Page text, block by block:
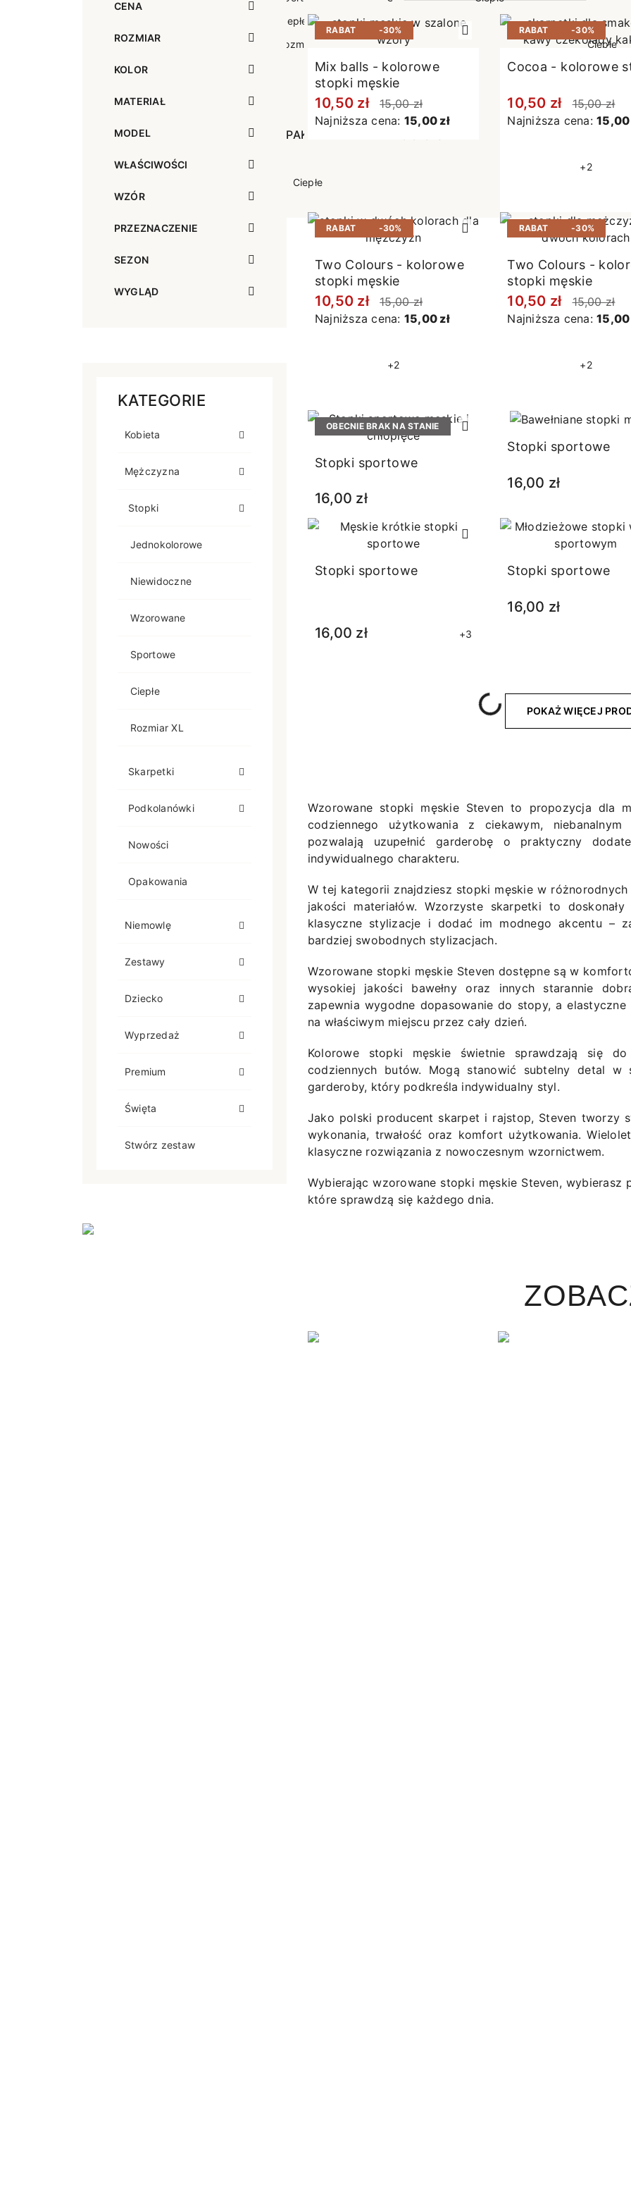
Antypoślizgowe
Antypoślizgowe
Do spania
Ciepłe
GETRY
Jednokolorowe
Ciepłe
NOWOŚCI OPAKOWANIA
Ciepłe
Rozmiar XL
Antypoślizgowe
Do spania
OPAKOWANIA
Ciepłe
GETRY
Jednokolorowe
CENA
ROZMIAR
KOLOR
MATERIAŁ
MODEL
WŁAŚCIWOŚCI
WZÓR
PRZEZNACZENIE
SEZON
WYGLĄD
KATEGORIE
Kobieta
Mężczyzna
Stopki
Jednokolorowe
Niewidoczne
Wzorowane
Sportowe
Ciepłe
Rozmiar XL
Skarpetki
Podkolanówki
Nowości
Opakowania
Niemowlę
Zestawy
Dziecko
Wyprzedaż
Premium
Święta
Stwórz zestaw
RABAT -30%
Mix balls - kolorowe
stopki męskie
10,50 zł
15,00 zł
Najniższa cena: 15,00 zł
RABAT -30%
Cocoa - kolorowe
10,50 zł
15,00 zł
Najniższa cena:15,00
+2
RABAT -30%
Two Colours - kolorowe
stopki męskie
10,50 zł
15,00 zł
Najniższa cena: 15,00 zł
+2
RABAT -30%
Two Colours -
stopki męskie
10,50 zł
15,00 zł
Najniższa cena:15,00
+2
OBECNIE BRAK NA STANIE
Stopki sportowe
16,00 zł
Stopki sportowe
16,00 zł
Stopki sportowe
16,00 zł +3
Stopki sportowe
16,00 zł
Wczytywanie....
POKAŻ WIĘCEJ
Wzorowane stopki męskie Steven to propozycja dla
codziennego użytkowania z ciekawym,
pozwalają uzupełnić garderobę o praktyczny
indywidualnego charakteru.
W tej kategorii znajdziesz stopki męskie w
jakości materiałów. Wzorzyste skarpetki to
klasyczne stylizacje i dodać im modnego akcentu –
bardziej swobodnych stylizacjach.
Wzorowane stopki męskie Steven dostępne są w
wysokiej jakości bawełny oraz innych starannie
zapewnia wygodne dopasowanie do stopy, a
na właściwym miejscu przez cały dzień.
Kolorowe stopki męskie świetnie sprawdzają się
codziennych butów. Mogą stanowić subtelny detal
garderoby, który podkreśla indywidualny styl.
Jako polski producent skarpet i rajstop, Steven tworzy
wykonania, trwałość oraz komfort użytkowania.
klasyczne rozwiązania z nowoczesnym wzornictwem.
Wybierając wzorowane stopki męskie Steven,
które sprawdzą się każdego dnia.